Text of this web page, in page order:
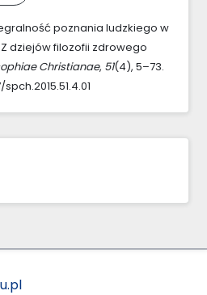
poznania ludzkiego w
Z dziejów filozofii zdrowego
Christianae, 51(4), 5–73.